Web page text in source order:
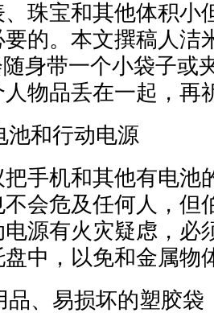
珠宝和其他体积小
的。本文撰稿人洁
身带一个小袋子或
物品丢在一起，再
和行动电源
机和其他有电池
会危及任何人，但
源有火灾疑虑，必
中，以免和金属物
、易损坏的塑胶袋